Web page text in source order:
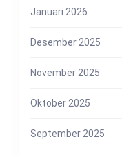
Januari 2026
Desember 2025
November 2025
Oktober 2025
September 2025